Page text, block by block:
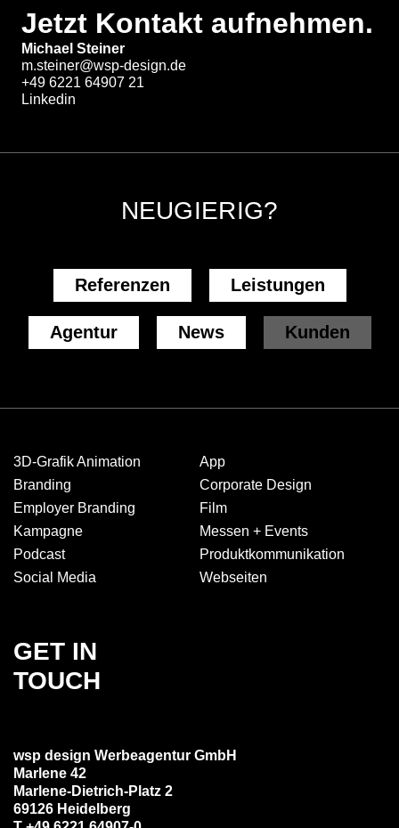
Jetzt Kontakt aufnehmen.
Michael Steiner
m.steiner@wsp-design.de
+49 6221 64907 21
Linkedin
NEUGIERIG?
Referenzen Leistungen
Agentur News Kunden
GET IN
TOUCH
wsp design Werbeagentur GmbH
Marlene 42
Marlene-Dietrich-Platz 2
69126 Heidelberg
3D-Grafik Animation
App
Branding
Corporate Design
Employer Branding
Film
Kampagne
Messen + Events
Podcast
Produkt­kommuni­kation
Social Media
Webseiten